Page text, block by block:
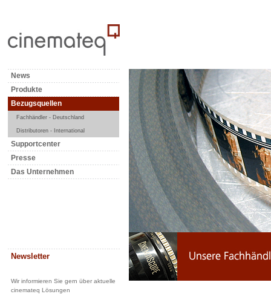
News
Produkte
Bezugsquellen
Fachhändler - Deutschland
Distributoren - International
Supportcenter
Presse
Das Unternehmen
Newsletter
Wir informieren Sie gern über aktuelle
cinemateq Lösungen